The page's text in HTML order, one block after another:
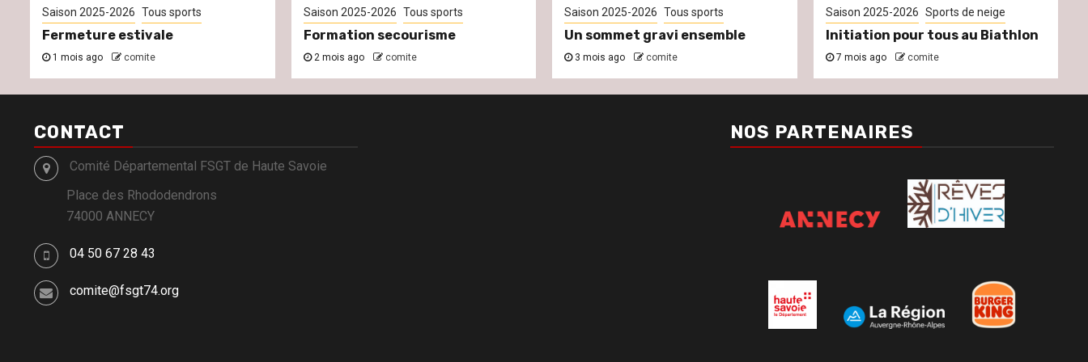
Saison 2025-2026 Tous sports
Fermeture estivale
1 mois ago comite
Saison 2025-2026 Tous sports
Formation secourisme
2 mois ago comite
Saison 2025-2026 Tous sports
Un sommet gravi ensemble
3 mois ago comite
Saison 2025-2026 Sports de neige
Initiation pour tous au Biathlon
7 mois ago comite
CONTACT
Comité Départemental FSGT de Haute Savoie
Place des Rhododendrons
74000 ANNECY
04 50 67 28 43
comite@fsgt74.org
NOS PARTENAIRES